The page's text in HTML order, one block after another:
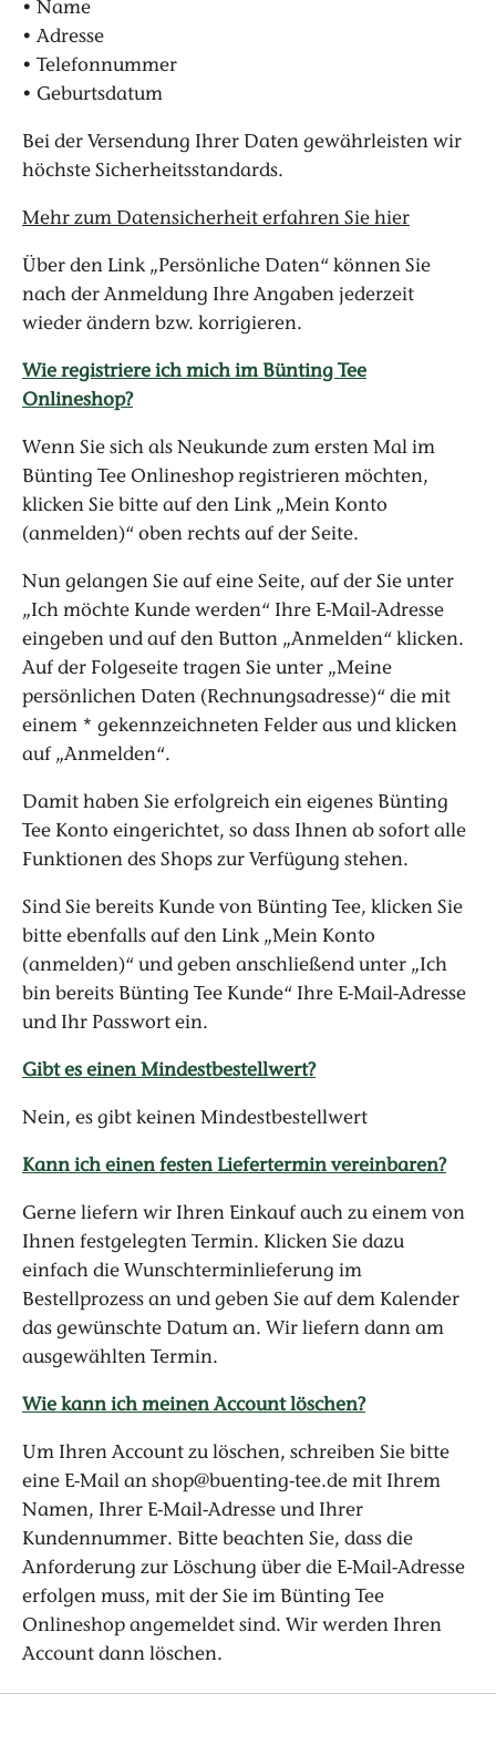
• Name
• Adresse
• Telefonnummer
• Geburtsdatum
Bei der Versendung Ihrer Daten gewährleisten wir
höchste Sicherheitsstandards.
Mehr zum Datensicherheit erfahren Sie hier
Über den Link „Persönliche Daten“ können Sie
nach der Anmeldung Ihre Angaben jederzeit
wieder ändern bzw. korrigieren.
Wie registriere ich mich im Bünting Tee
Onlineshop?
Wenn Sie sich als Neukunde zum ersten Mal im
Bünting Tee Onlineshop registrieren möchten,
klicken Sie bitte auf den Link „Mein Konto
(anmelden)“ oben rechts auf der Seite.
Nun gelangen Sie auf eine Seite, auf der Sie unter
„Ich möchte Kunde werden“ Ihre E-Mail-Adresse
eingeben und auf den Button „Anmelden“ klicken.
Auf der Folgeseite tragen Sie unter „Meine
persönlichen Daten (Rechnungsadresse)“ die mit
einem * gekennzeichneten Felder aus und klicken
auf „Anmelden“.
Damit haben Sie erfolgreich ein eigenes Bünting
Tee Konto eingerichtet, so dass Ihnen ab sofort alle
Funktionen des Shops zur Verfügung stehen.
Sind Sie bereits Kunde von Bünting Tee, klicken Sie
bitte ebenfalls auf den Link „Mein Konto
(anmelden)“ und geben anschließend unter „Ich
bin bereits Bünting Tee Kunde“ Ihre E-Mail-Adresse
und Ihr Passwort ein.
Gibt es einen Mindestbestellwert?
Nein, es gibt keinen Mindestbestellwert
Kann ich einen festen Liefertermin vereinbaren?
Gerne liefern wir Ihren Einkauf auch zu einem von
Ihnen festgelegten Termin. Klicken Sie dazu
einfach die Wunschterminlieferung im
Bestellprozess an und geben Sie auf dem Kalender
das gewünschte Datum an. Wir liefern dann am
ausgewählten Termin.
Wie kann ich meinen Account löschen?
Um Ihren Account zu löschen, schreiben Sie bitte
eine E-Mail an shop@buenting-tee.de mit Ihrem
Namen, Ihrer E-Mail-Adresse und Ihrer
Kundennummer. Bitte beachten Sie, dass die
Anforderung zur Löschung über die E-Mail-Adresse
erfolgen muss, mit der Sie im Bünting Tee
Onlineshop angemeldet sind. Wir werden Ihren
Account dann löschen.